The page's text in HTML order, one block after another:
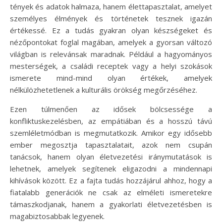
tények és adatok halmaza, hanem élettapasztalat, amelyet
személyes élmények és történetek tesznek igazán
értékessé. Ez a tudás gyakran olyan készségeket és
nézőpontokat foglal magában, amelyek a gyorsan változó
világban is relevánsak maradnak. Például a hagyományos
mesterségek, a családi receptek vagy a helyi szokások
ismerete mind-mind olyan értékek, amelyek
nélkülözhetetlenek a kulturális örökség megőrzéséhez.
Ezen túlmenően az idősek bölcsessége a
konfliktuskezelésben, az empátiában és a hosszú távú
szemléletmódban is megmutatkozik. Amikor egy idősebb
ember megosztja tapasztalatait, azok nem csupán
tanácsok, hanem olyan életvezetési iránymutatások is
lehetnek, amelyek segítenek eligazodni a mindennapi
kihívások között. Ez a fajta tudás hozzájárul ahhoz, hogy a
fiatalabb generációk ne csak az elméleti ismeretekre
támaszkodjanak, hanem a gyakorlati életvezetésben is
magabiztosabbak legyenek.